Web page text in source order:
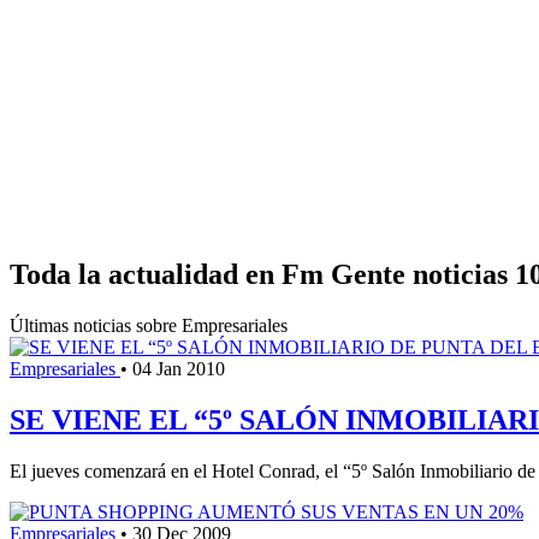
Toda la actualidad en Fm Gente noticias
Últimas noticias sobre Empresariales
Empresariales • 04 Jan 2010
SE VIENE EL “5º SALÓN
El jueves comenzará en el Hotel Conrad, el “5º Salón Inmobiliario
Empresariales • 30 Dec 2009